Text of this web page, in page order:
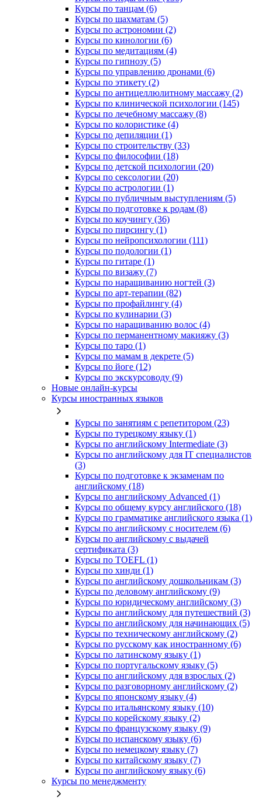
Курсы по танцам (6)
Курсы по шахматам (5)
Курсы по астрономии (2)
Курсы по кинологии (6)
Курсы по медитациям (4)
Курсы по гипнозу (5)
Курсы по управлению дронами (6)
Курсы по этикету (2)
Курсы по антицеллюлитному массажу (2)
Курсы по клинической психологии (145)
Курсы по лечебному массажу (8)
Курсы по колористике (4)
Курсы по депиляции (1)
Курсы по строительству (33)
Курсы по философии (18)
Курсы по детской психологии (20)
Курсы по сексологии (20)
Курсы по астрологии (1)
Курсы по публичным выступлениям (5)
Курсы по подготовке к родам (8)
Курсы по коучингу (36)
Курсы по пирсингу (1)
Курсы по нейропсихологии (111)
Курсы по подологии (1)
Курсы по гитаре (1)
Курсы по визажу (7)
Курсы по наращиванию ногтей (3)
Курсы по арт-терапии (82)
Курсы по профайлингу (4)
Курсы по кулинарии (3)
Курсы по наращиванию волос (4)
Курсы по перманентному макияжу (3)
Курсы по таро (1)
Курсы по мамам в декрете (5)
Курсы по йоге (12)
Курсы по экскурсоводу (9)
Новые онлайн‑курсы
Курсы иностранных языков
Курсы по занятиям с репетитором (23)
Курсы по турецкому языку (1)
Курсы по английскому Intermediate (3)
Курсы по английскому для IT специалистов
(3)
Курсы по подготовке к экзаменам по
английскому (18)
Курсы по английскому Advanced (1)
Курсы по общему курсу английского (18)
Курсы по грамматике английского языка (1)
Курсы по английскому с носителем (6)
Курсы по английскому с выдачей
сертификата (3)
Курсы по TOEFL (1)
Курсы по хинди (1)
Курсы по английскому дошкольникам (3)
Курсы по деловому английскому (9)
Курсы по юридическому английскому (3)
Курсы по английскому для путешествий (3)
Курсы по английскому для начинающих (5)
Курсы по техническому английскому (2)
Курсы по русскому как иностранному (6)
Курсы по латинскому языку (1)
Курсы по португальскому языку (5)
Курсы по английскому для взрослых (2)
Курсы по разговорному английскому (2)
Курсы по японскому языку (4)
Курсы по итальянскому языку (10)
Курсы по корейскому языку (2)
Курсы по французскому языку (9)
Курсы по испанскому языку (6)
Курсы по немецкому языку (7)
Курсы по китайскому языку (7)
Курсы по английскому языку (6)
Курсы по менеджменту